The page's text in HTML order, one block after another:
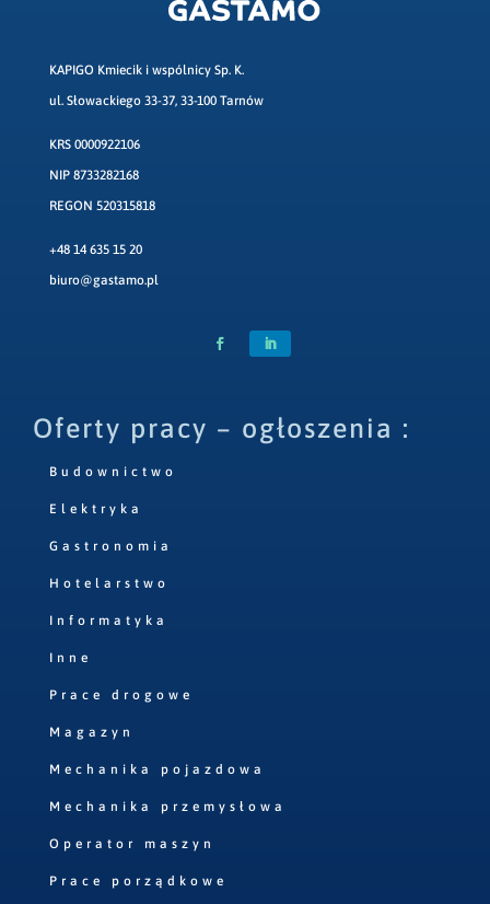
KAPIGO Kmiecik i wspólnicy Sp. K.
ul. Słowackiego 33-37, 33-100 Tarnów
KRS 0000922106
NIP 8733282168
REGON 520315818
+48 14 635 15 20
biuro@gastamo.pl
Oferty pracy – ogłoszenia :
Budownictwo
Elektryka
Gastronomia
Hotelarstwo
Informatyka
Inne
Prace drogowe
Magazyn
Mechanika pojazdowa
Mechanika przemysłowa
Operator maszyn
Prace porządkowe